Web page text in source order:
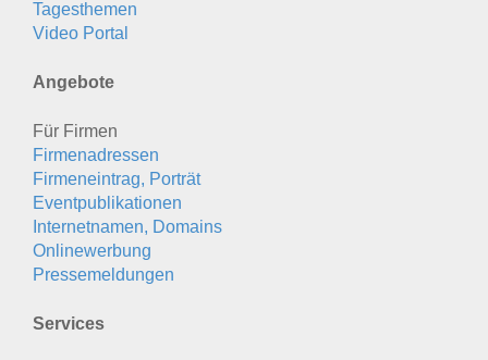
Tagesthemen
Video Portal
Angebote
Für Firmen
Firmenadressen
Firmeneintrag, Porträt
Eventpublikationen
Internetnamen, Domains
Onlinewerbung
Pressemeldungen
Services